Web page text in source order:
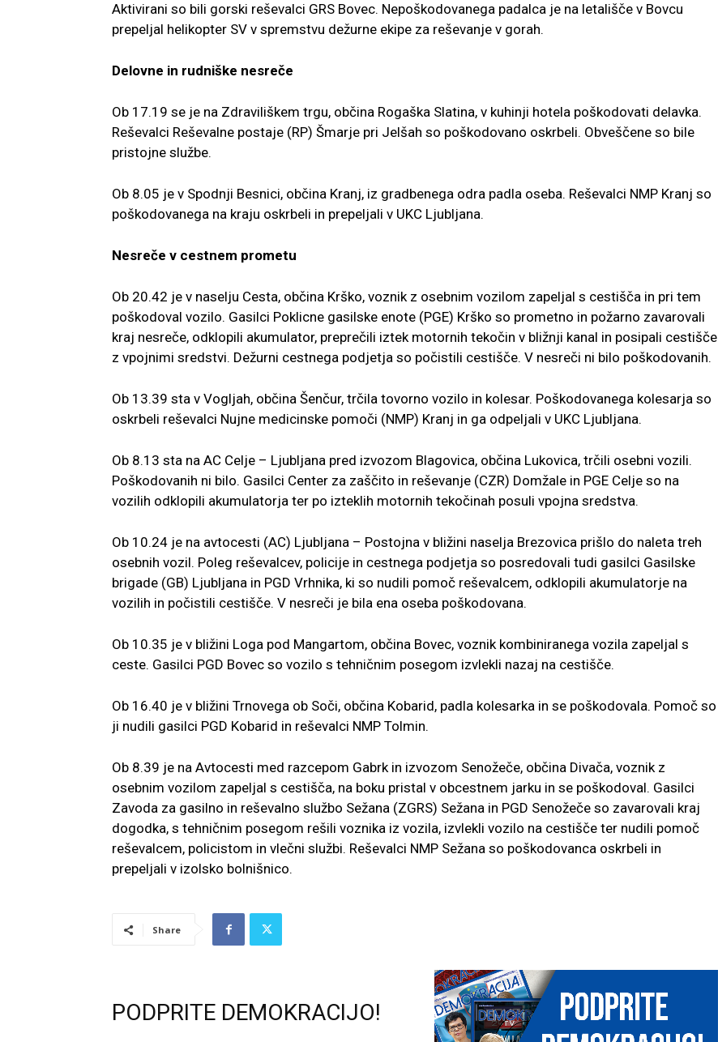
Aktivirani so bili gorski reševalci GRS Bovec. Nepoškodovanega padalca je na letališče v Bovcu
prepeljal helikopter SV v spremstvu dežurne ekipe za reševanje v gorah.
Delovne in rudniške nesreče
Ob 17.19 se je na Zdraviliškem trgu, občina Rogaška Slatina, v kuhinji hotela poškodovati delavka.
Reševalci Reševalne postaje (RP) Šmarje pri Jelšah so poškodovano oskrbeli. Obveščene so bile
pristojne službe.
Ob 8.05 je v Spodnji Besnici, občina Kranj, iz gradbenega odra padla oseba. Reševalci NMP Kranj so
poškodovanega na kraju oskrbeli in prepeljali v UKC Ljubljana.
Nesreče v cestnem prometu
Ob 20.42 je v naselju Cesta, občina Krško, voznik z osebnim vozilom zapeljal s cestišča in pri tem
poškodoval vozilo. Gasilci Poklicne gasilske enote (PGE) Krško so prometno in požarno zavarovali
kraj nesreče, odklopili akumulator, preprečili iztek motornih tekočin v bližnji kanal in posipali cestišče
z vpojnimi sredstvi. Dežurni cestnega podjetja so počistili cestišče. V nesreči ni bilo poškodovanih.
Ob 13.39 sta v Vogljah, občina Šenčur, trčila tovorno vozilo in kolesar. Poškodovanega kolesarja so
oskrbeli reševalci Nujne medicinske pomoči (NMP) Kranj in ga odpeljali v UKC Ljubljana.
Ob 8.13 sta na AC Celje – Ljubljana pred izvozom Blagovica, občina Lukovica, trčili osebni vozili.
Poškodovanih ni bilo. Gasilci Center za zaščito in reševanje (CZR) Domžale in PGE Celje so na
vozilih odklopili akumulatorja ter po izteklih motornih tekočinah posuli vpojna sredstva.
Ob 10.24 je na avtocesti (AC) Ljubljana – Postojna v bližini naselja Brezovica prišlo do naleta treh
osebnih vozil. Poleg reševalcev, policije in cestnega podjetja so posredovali tudi gasilci Gasilske
brigade (GB) Ljubljana in PGD Vrhnika, ki so nudili pomoč reševalcem, odklopili akumulatorje na
vozilih in počistili cestišče. V nesreči je bila ena oseba poškodovana.
Ob 10.35 je v bližini Loga pod Mangartom, občina Bovec, voznik kombiniranega vozila zapeljal s
ceste. Gasilci PGD Bovec so vozilo s tehničnim posegom izvlekli nazaj na cestišče.
Ob 16.40 je v bližini Trnovega ob Soči, občina Kobarid, padla kolesarka in se poškodovala. Pomoč so
ji nudili gasilci PGD Kobarid in reševalci NMP Tolmin.
Ob 8.39 je na Avtocesti med razcepom Gabrk in izvozom Senožeče, občina Divača, voznik z
osebnim vozilom zapeljal s cestišča, na boku pristal v obcestnem jarku in se poškodoval. Gasilci
Zavoda za gasilno in reševalno službo Sežana (ZGRS) Sežana in PGD Senožeče so zavarovali kraj
dogodka, s tehničnim posegom rešili voznika iz vozila, izvlekli vozilo na cestišče ter nudili pomoč
reševalcem, policistom in vlečni službi. Reševalci NMP Sežana so poškodovanca oskrbeli in
prepeljali v izolsko bolnišnico.
Share
PODPRITE DEMOKRACIJO!